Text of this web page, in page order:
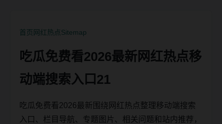
首页网红热点Sitemap
吃瓜免费看2026最新网红热点移
动端搜索入口21
吃瓜免费看2026最新围绕网红热点整理移动端搜索
入口、栏目导航、专题图片、相关问题和站内推荐，